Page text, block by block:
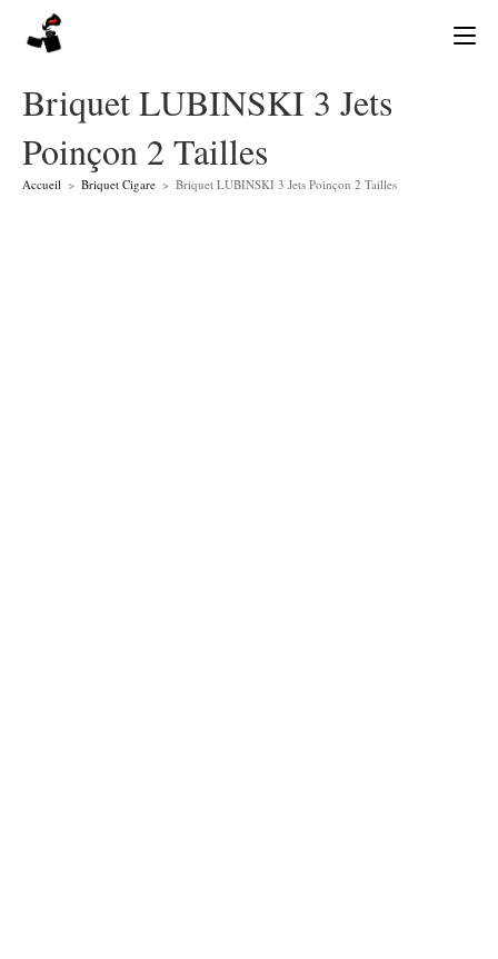
Briquet LUBINSKI 3 Jets
Poinçon 2 Tailles
Accueil > Briquet Cigare > Briquet LUBINSKI 3 Jets Poinçon 2 Tailles